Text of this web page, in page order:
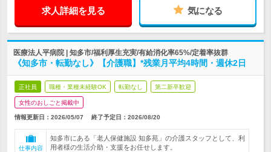
求人詳細を見る 気になる
医療法人平病院 | 知多市/福利厚生充実/有給消化率65%/定着率抜群
《知多市・転勤なし》【介護職】*残業月平均4時間・週休2日
正社員 職種・業種未経験OK 転勤なし 第二新卒歓迎
女性のおしごと掲載中
情報更新日：2026/05/07 終了予定日： 2026/08/20
仕事内容
知多市にある「老人保健施設 知多苑」の介護スタッフとして、利
用者様の生活介助・支援をお任せします。